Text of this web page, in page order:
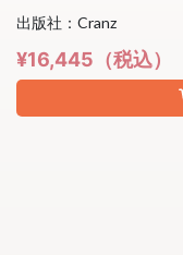
出版社：Cranz
¥16,445（税込）